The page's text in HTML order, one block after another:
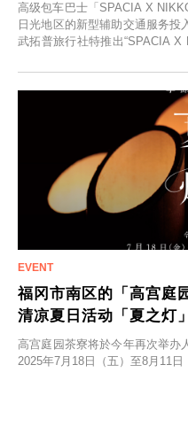
高级包车巴士「SPACIA X
日光地区的新型辅助交通服务
武拓普旅行社特推出“SPACIA
福冈市南区的「高宫庭
清凉夏日活动「夏之灯
高宫庭园茶寮将於今年再次举办
2025年7月18日（五）至8月11日